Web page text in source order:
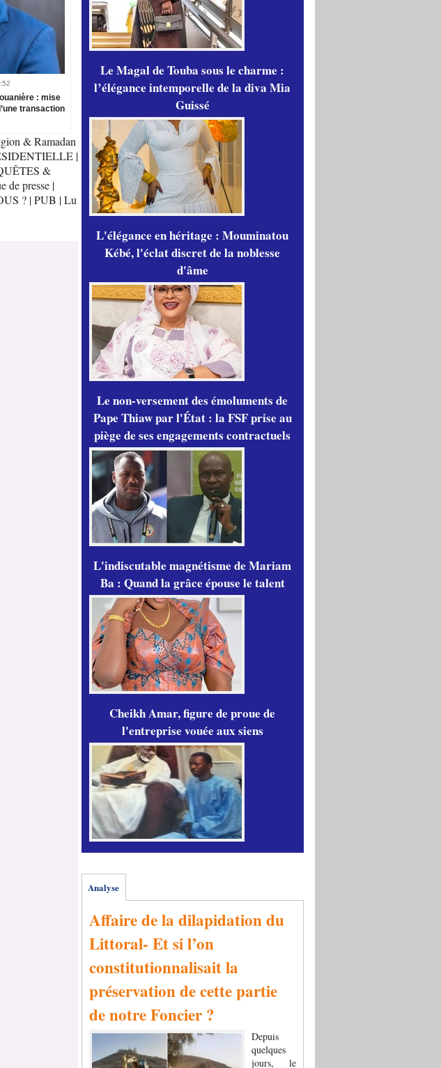
: mise
transaction
& Ramadan
|
&
de presse |
? |PUB |Lu
Le Magal de Touba sous le charme :
l’élégance intemporelle de la diva Mia
Guissé
L'élégance en héritage : Mouminatou
Kébé, l'éclat discret de la noblesse
d'âme
Le non-versement des émoluments de
Pape Thiaw par l'État : la FSF prise au
piège de ses engagements contractuels
L'indiscutable magnétisme de Mariam
Ba : Quand la grâce épouse le talent
Cheikh Amar, figure de proue de
l'entreprise vouée aux siens
Analyse
Affaire de la dilapidation du
Littoral- Et si l’on
constitutionnalisait la
préservation de cette partie
de notre Foncier ?
Depuis
quelques
jours, le